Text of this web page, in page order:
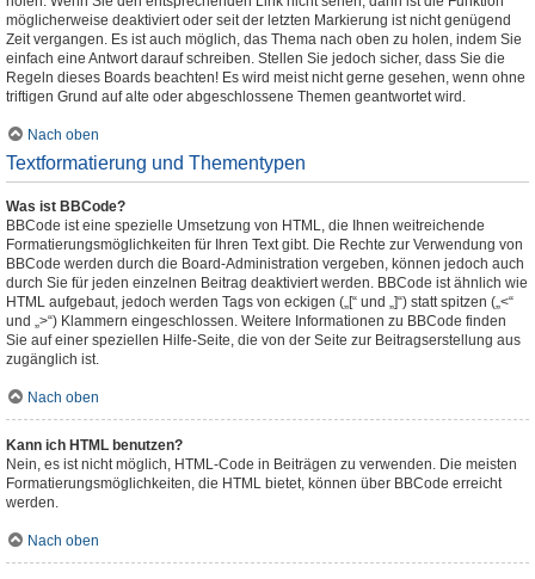
möglicherweise deaktiviert oder seit der letzten Markierung ist nicht genügend
Zeit vergangen. Es ist auch möglich, das Thema nach oben zu holen, indem Sie
einfach eine Antwort darauf schreiben. Stellen Sie jedoch sicher, dass Sie die
Regeln dieses Boards beachten! Es wird meist nicht gerne gesehen, wenn ohne
triftigen Grund auf alte oder abgeschlossene Themen geantwortet wird.
Nach oben
Textformatierung und Thementypen
Was ist BBCode?
BBCode ist eine spezielle Umsetzung von HTML, die Ihnen weitreichende
Formatierungsmöglichkeiten für Ihren Text gibt. Die Rechte zur Verwendung von
BBCode werden durch die Board-Administration vergeben, können jedoch auch
durch Sie für jeden einzelnen Beitrag deaktiviert werden. BBCode ist ähnlich wie
HTML aufgebaut, jedoch werden Tags von eckigen („[“ und „]“) statt spitzen („<“
und „>“) Klammern eingeschlossen. Weitere Informationen zu BBCode finden
Sie auf einer speziellen Hilfe-Seite, die von der Seite zur Beitragserstellung aus
zugänglich ist.
Nach oben
Kann ich HTML benutzen?
Nein, es ist nicht möglich, HTML-Code in Beiträgen zu verwenden. Die meisten
Formatierungsmöglichkeiten, die HTML bietet, können über BBCode erreicht
werden.
Nach oben